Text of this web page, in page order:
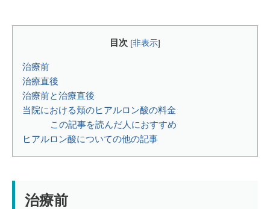
目次 [非表示]
治療前
治療直後
治療前と治療直後
当院における頬のヒアルロン酸の料金
この記事を読んだ人におすすめ
ヒアルロン酸についての他の記事
治療前